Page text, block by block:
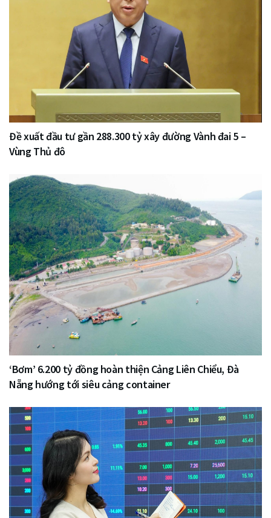
Đề xuất đầu tư gần 288.300 tỷ xây đường Vành đai 5 –
Vùng Thủ đô
‘Bơm’ 6.200 tỷ đồng hoàn thiện Cảng Liên Chiểu, Đà
Nẵng hướng tới siêu cảng container